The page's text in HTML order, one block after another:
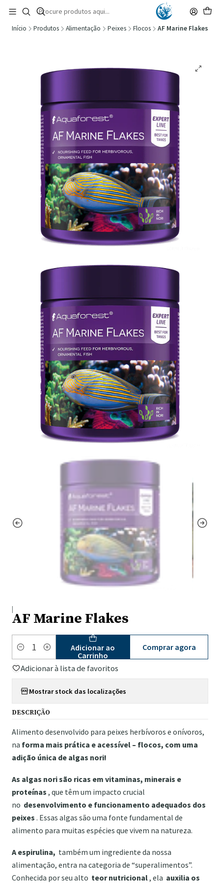
🚚 Portugal Continental: Portes Grátis desde 149,90€ (Envio extresso: 14,90€)
Ler mais
Início Produtos Alimentação Peixes Flocos AF Marine Flakes
|
AF Marine Flakes
Quantidade
Adicionar ao
Carrinho
Comprar agora
Adicionar à lista de favoritos
Mostrar stock das localizações
DESCRIÇÃO
Alimento desenvolvido para peixes herbívoros e onívoros,
na forma mais prática e acessível – flocos, com uma
adição única de algas nori!
As algas nori são ricas em vitaminas, minerais e
proteínas , que têm um impacto crucial
no desenvolvimento e funcionamento adequados dos
peixes . Essas algas são uma fonte fundamental de
alimento para muitas espécies que vivem na natureza.
A espirulina, também um ingrediente da nossa
alimentação, entra na categoria de “superalimentos”.
Conhecida por seu alto teor nutricional, ela auxilia os